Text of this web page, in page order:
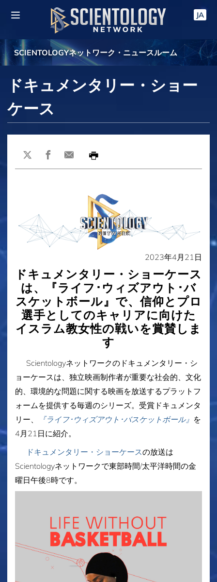
JA
SCIENTOLOGYネットワーク・ニュースルーム
ドキュメンタリー・ショー
ケース
2023年4月21日
ドキュメンタリー・ショーケース
は、『ライフ･ウィズアウト･バ
スケットボール』で、信仰とプロ
選手としてのキャリアに向けた
イスラム教女性の戦いを賞賛しま
す
Scientologyネットワークのドキュメンタリー・シ
ョーケースは、独立映画制作者が重要な社会的、文化
的、環境的な問題に関する映画を放送するプラットフ
ォームを提供する毎週のシリーズ。受賞ドキュメンタ
リー、
『ライフ･ウィズアウト･バスケットボール』 を
4月21日に紹介。
ドキュメンタリー・ショーケースの放送は
Scientologyネットワークで東部時間/太平洋時間の金
曜日午後8時です。